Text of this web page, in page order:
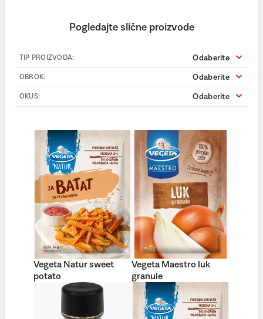
Pogledajte slične proizvode
TIP PROIZVODA: Odaberite
OBROK: Odaberite
OKUS: Odaberite
Vegeta Natur sweet
potato
Vegeta Maestro luk
granule